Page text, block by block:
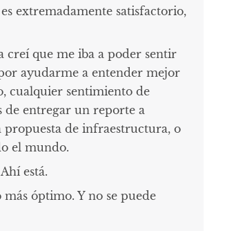
extremadamente satisfactorio,
creí que me iba a poder sentir
ayudarme a entender mejor
cualquier sentimiento de
de entregar un reporte a
de infraestructura, o
el mundo.
está.
más óptimo. Y no se puede